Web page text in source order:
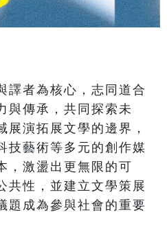
譯者為核心，志同道合
與傳承，共同探索未
展演拓展文學的邊界，
技藝術等多元的創作媒
，激盪出更無限的可
共性，並建立文學策展
題成為參與社會的重要